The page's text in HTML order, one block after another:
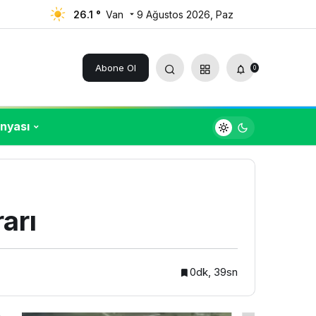
26.1 ° Van 9 Ağustos 2026, Paz
Abone Ol 0
0dk, 39sn
Yorum Yap